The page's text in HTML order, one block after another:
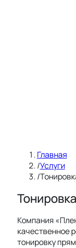
Главная
/Услуги
/
Компания
качественное
тонировку